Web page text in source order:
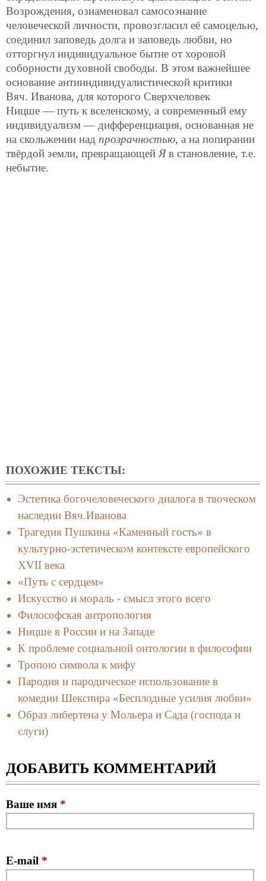
Возрождения, ознаменовал самосознание
человеческой личности, провозгласил её самоцелью,
соединил заповедь долга и заповедь любви, но
отторгнул индивидуальное бытие от хоровой
соборности духовной свободы. В этом важнейшее
основание антииндивидуалистической критики
Вяч. Иванова, для которого Сверхчеловек
Ницше — путь к вселенскому, а современный ему
индивидуализм — дифференциация, основанная не
на скольжении над прозрачностью, а на попирании
твёрдой земли, превращающейЯв становление, т.е.
небытие.
ПОХОЖИЕ ТЕКСТЫ:
Эстетика богочеловеческого диалога в твоческом
наследии Вяч.Иванова
Трагедия Пушкина «Каменный гость» в
культурно-эстетическом контексте европейского
XVII века
«Путь с сердцем»
Искусство и мораль - смысл этого всего
Философская антропология
Ницше в России и на Западе
К проблеме социальной онтологии в философии
Тропою символа к мифу
Пародия и пародическое использование в
комедии Шекспира «Бесплодные усилия любви»
Образ либертена у Мольера и Сада (господа и
слуги)
ДОБАВИТЬ КОММЕНТАРИЙ
Ваше имя *
E-mail *